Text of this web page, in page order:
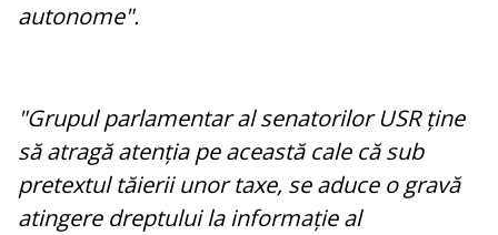
autonome".
"Grupul parlamentar al senatorilor USR ține
să atragă atenția pe această cale că sub
pretextul tăierii unor taxe, se aduce o gravă
atingere dreptului la informație al